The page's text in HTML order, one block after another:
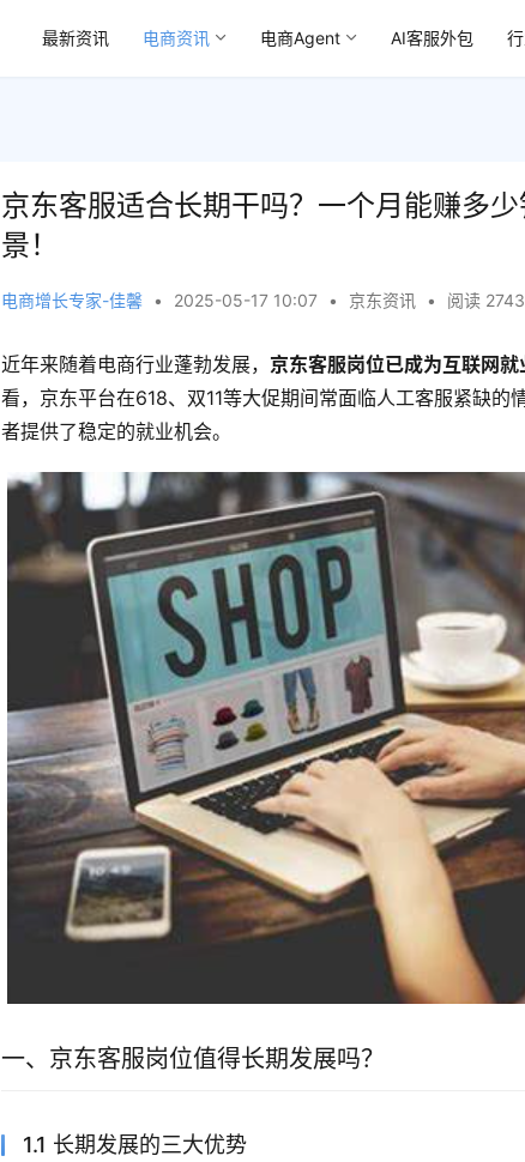
最新资讯 电商资讯 电商Agent AI客服外包
京东客服适合长期干吗？一个月能赚多
景！
电商增长专家-佳馨 • 2025-05-17 10:07 • 京东资讯 • 阅读 2743
近年来随着电商行业蓬勃发展， 京东客服岗位已成为互联网
看，京东平台在618、双11等大促期间常面临人工客服紧缺的
者提供了稳定的就业机会。
一、京东客服岗位值得长期发展吗？
1.1 长期发展的三大优势